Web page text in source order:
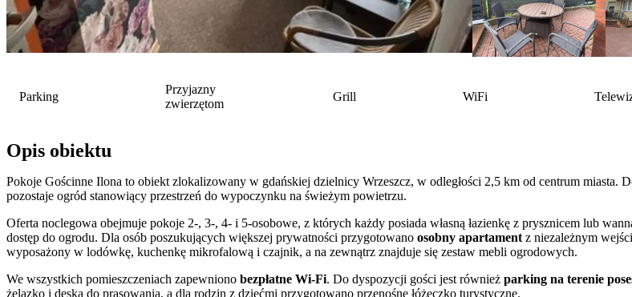
Parking
Przyjazny
zwierzętom
Grill WiFi
Opis obiektu
Pokoje Gościnne Ilona to obiekt zlokalizowany w gdańskiej dzielnicy Wrzeszcz, w odległości 2,5 km od centrum miasta.
pozostaje ogród stanowiący przestrzeń do wypoczynku na świeżym powietrzu.
Oferta noclegowa obejmuje pokoje 2-, 3-, 4- i 5-osobowe, z których każdy posiada własną łazienkę z prysznicem lub
dostęp do ogrodu. Dla osób poszukujących większej prywatności przygotowano osobny apartament z niezależnym
wyposażony w lodówkę, kuchenkę mikrofalową i czajnik, a na zewnątrz znajduje się zestaw mebli ogrodowych.
We wszystkich pomieszczeniach zapewniono bezpłatne Wi-Fi. Do dyspozycji gości jest również parking na terenie
żelazko i deska do prasowania, a dla rodzin z dziećmi przygotowano przenośne łóżeczko turystyczne.